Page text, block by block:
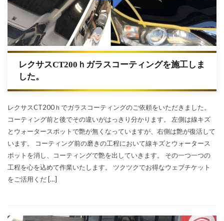
レクサスCT200ｈガラスコーティングを施工しま
した。
レクサスCT200ｈでガラスコーティングのご依頼をいただきました。
コーティング前と後でその違いがはっきり分かります。 左側は線キズ
とウォータースポットで艶が無くなっていますが、右側は艶が復活して
います。 コーティング前の磨きの工程において線キズとウォータース
ポットを消し、コーティングで艶を出していきます。 その一つ一つの
工程を心を込めて作業いたします。 ツクツクでお得なウェブチケット
をご活用くだ […]